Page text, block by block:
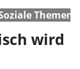
Themen
wird